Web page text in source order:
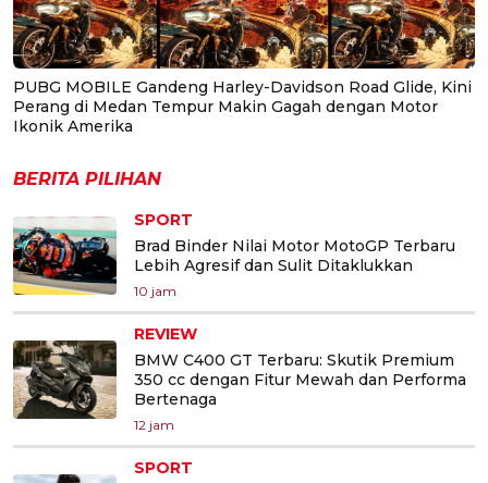
PUBG MOBILE Gandeng Harley-Davidson Road Glide, Kini
Perang di Medan Tempur Makin Gagah dengan Motor
Ikonik Amerika
BERITA PILIHAN
SPORT
Brad Binder Nilai Motor MotoGP Terbaru
Lebih Agresif dan Sulit Ditaklukkan
10 jam
REVIEW
BMW C400 GT Terbaru: Skutik Premium
350 cc dengan Fitur Mewah dan Performa
Bertenaga
12 jam
SPORT